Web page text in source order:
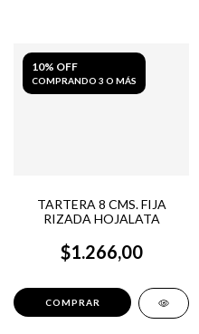
10% OFF
COMPRANDO 3 O MÁS
TARTERA 8 CMS. FIJA
RIZADA HOJALATA
$1.266,00